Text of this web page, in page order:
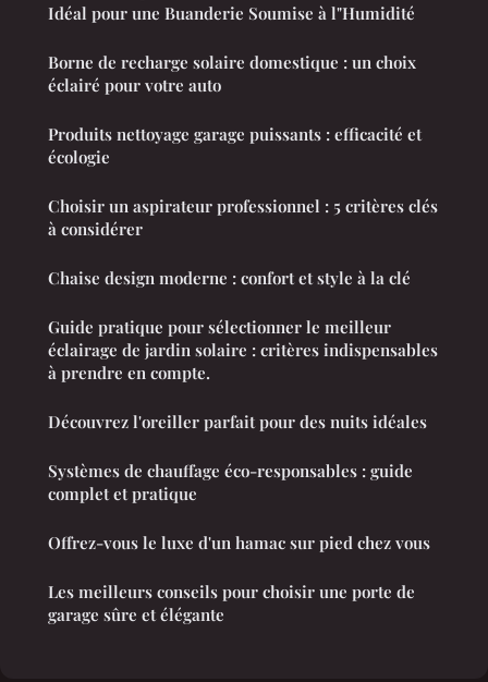
Idéal pour une Buanderie Soumise à l"Humidité
Borne de recharge solaire domestique : un choix
éclairé pour votre auto
Produits nettoyage garage puissants : efficacité et
écologie
Choisir un aspirateur professionnel : 5 critères clés
à considérer
Chaise design moderne : confort et style à la clé
Guide pratique pour sélectionner le meilleur
éclairage de jardin solaire : critères indispensables
à prendre en compte.
Découvrez l'oreiller parfait pour des nuits idéales
Systèmes de chauffage éco-responsables : guide
complet et pratique
Offrez-vous le luxe d'un hamac sur pied chez vous
Les meilleurs conseils pour choisir une porte de
garage sûre et élégante